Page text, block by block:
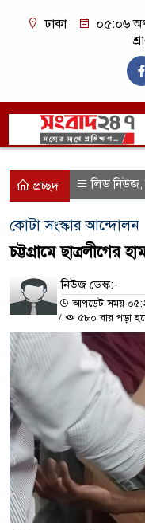
ঢাকা
০৫:০৬
প্রচ্ছদ লিড নিউজ,
কোটা সংস্কার আন্দোলন
চট্টগ্রামে ছাত্রলীগের
নিউজ ডেস্ক:-
আপডেট সময়
/
৫৮০ বার পড়া